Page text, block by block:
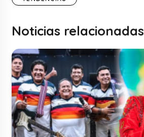
Noticias relacionadas